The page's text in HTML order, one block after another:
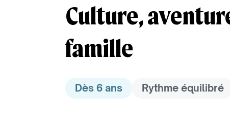
Culture,
famille
Dès 6 ans Rythme équilibré